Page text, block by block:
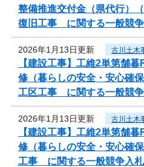
整備推進交付金（県代行）
復旧工事 に関する一般競
2026年1月13日更新 古川土木
【建設工事】工維2単第
修（暮らしの安全・安心確
工区工事 に関する一般競
2026年1月13日更新 古川土木
【建設工事】工維2単第
修（暮らしの安全・安心確
工事 に関する一般競争入